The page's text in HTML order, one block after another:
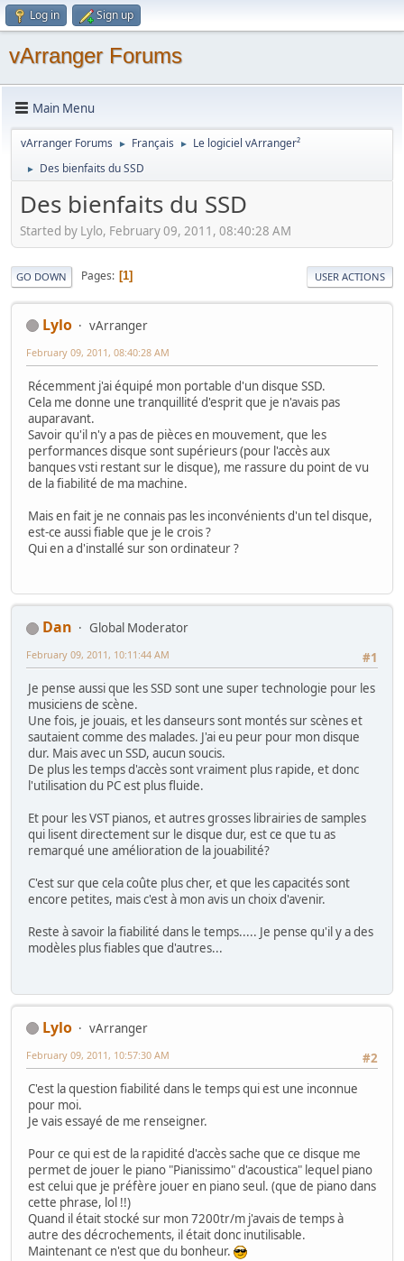
Log in Sign up
vArranger Forums
Main Menu
vArranger Forums ► Français ► Le logiciel vArranger²
► Des bienfaits du SSD
Des bienfaits du SSD
Started by Lylo, February 09, 2011, 08:40:28 AM
GO DOWN Pages 1 USER ACTIONS
Lylo vArranger
February 09, 2011, 08:40:28 AM
Récemment j'ai équipé mon portable d'un disque SSD.
Cela me donne une tranquillité d'esprit que je n'avais pas
auparavant.
Savoir qu'il n'y a pas de pièces en mouvement, que les
performances disque sont supérieurs (pour l'accès aux
banques vsti restant sur le disque), me rassure du point de vu
de la fiabilité de ma machine.
Mais en fait je ne connais pas les inconvénients d'un tel disque,
est-ce aussi fiable que je le crois ?
Qui en a d'installé sur son ordinateur ?
Dan
Global Moderator
#1
February 09, 2011, 10:11:44 AM
Je pense aussi que les SSD sont une super technologie pour les
musiciens de scène.
Une fois, je jouais, et les danseurs sont montés sur scènes et
sautaient comme des malades. J'ai eu peur pour mon disque
dur. Mais avec un SSD, aucun soucis.
De plus les temps d'accès sont vraiment plus rapide, et donc
l'utilisation du PC est plus fluide.
Et pour les VST pianos, et autres grosses librairies de samples
qui lisent directement sur le disque dur, est ce que tu as
remarqué une amélioration de la jouabilité?
C'est sur que cela coûte plus cher, et que les capacités sont
encore petites, mais c'est à mon avis un choix d'avenir.
Reste à savoir la fiabilité dans le temps..... Je pense qu'il y a des
modèles plus fiables que d'autres...
Lylo
vArranger
#2
February 09, 2011, 10:57:30 AM
C'est la question fiabilité dans le temps qui est une inconnue
pour moi.
Je vais essayé de me renseigner.
Pour ce qui est de la rapidité d'accès sache que ce disque me
permet de jouer le piano "Pianissimo" d'acoustica" lequel piano
est celui que je préfère jouer en piano seul. (que de piano dans
cette phrase, lol !!)
Quand il était stocké sur mon 7200tr/m j'avais de temps à
autre des décrochements, il était donc inutilisable.
Maintenant ce n'est que du bonheur.